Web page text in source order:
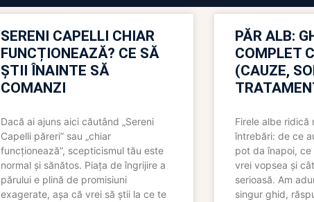
SERENI CAPELLI CHIAR
FUNCȚIONEAZĂ? CE SĂ
ȘTII ÎNAINTE SĂ
COMANZI
Dacă ai ajuns aici căutând „Sereni
Capelli păreri” sau „chiar
funcționează”, scepticismul tău este
normal și sănătos. Piața de îngrijire a
părului e plină de promisiuni
exagerate, așa că vrei să știi la ce te
PĂR ALB:
COMPLET
(CAUZE,
Firele albe ridică
întrebări: de ce
pot da înapoi,
vrei vopsea și
serioasă. Am
singur ghid,